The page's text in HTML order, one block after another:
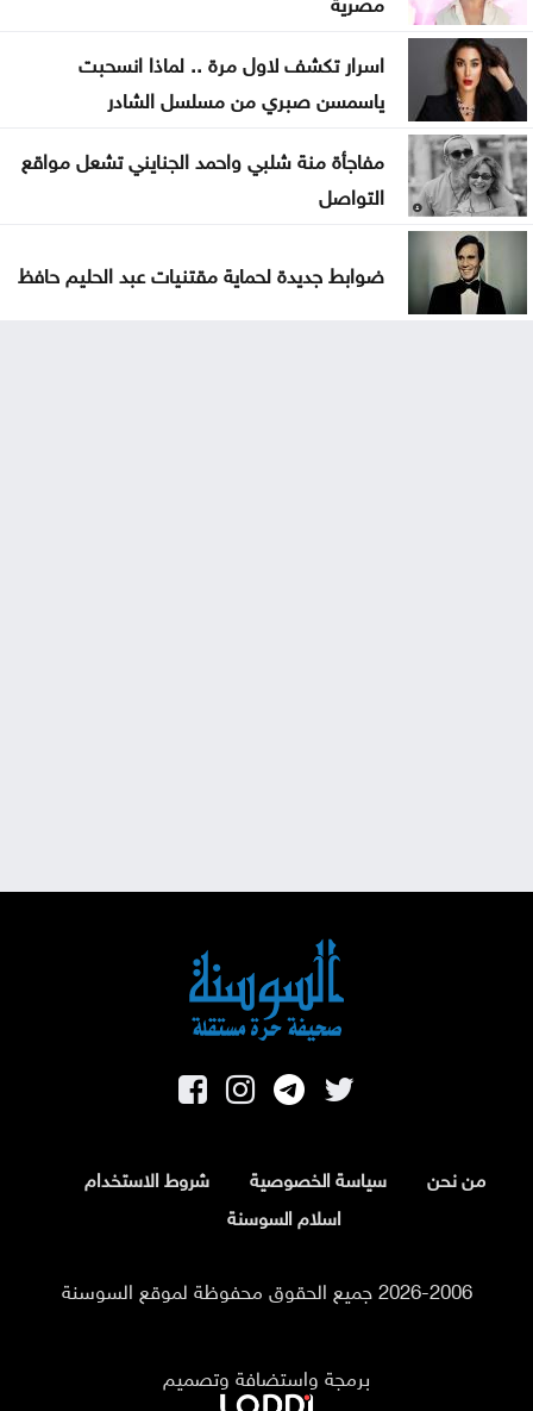
اسرار تكشف لاول مرة .. لماذا انسحبت
ياسمسن صبري من مسلسل الشادر
مفاجأة منة شلبي واحمد الجنايني تشعل مواقع
التواصل
ضوابط جديدة لحماية مقتنيات عبد الحليم حافظ
من نحن سياسة الخصوصية
شروط الاستخدام
اسلام السوسنة
2026-2006 جميع الحقوق محفوظة لموقع السوسنة
برمجة واستضافة وتصميم